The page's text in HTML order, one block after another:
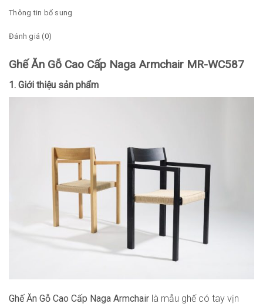
Thông tin bổ sung
Đánh giá (0)
Ghế Ăn Gỗ Cao Cấp Naga Armchair MR-WC587
1. Giới thiệu sản phẩm
Ghế Ăn Gỗ Cao Cấp Naga Armchair là mẫu ghế có tay vịn